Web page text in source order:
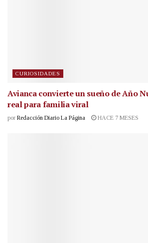
CURIOSIDADES
Avianca convierte un sueño de Año
real para familia viral
por Redacción Diario La Página HACE 7 MESES